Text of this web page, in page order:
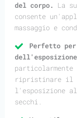
del corpo. La
consente
massaggio e
Perfetto
ripristinare il
l'esposizione
secchi.